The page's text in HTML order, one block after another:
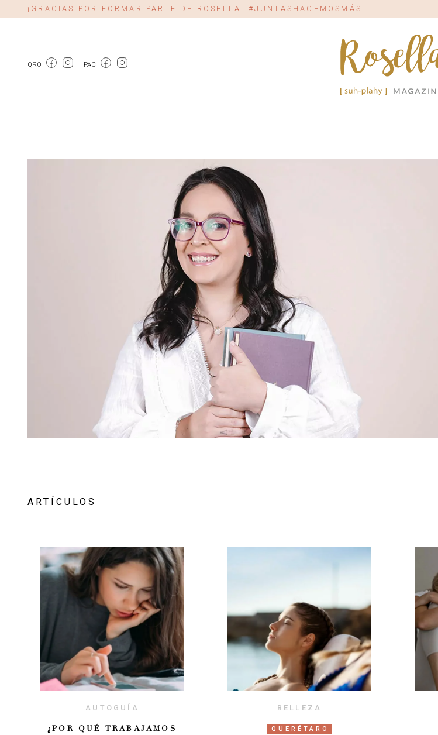
¡GRACIAS POR FORMAR PARTE DE ROSELLA! #JUNTASHACEMOSMÁS
QRO PAC
ARTÍCULOS
AUTOGUÍA
¿POR QUÉ TRABAJAMOS
BELLEZA
QUERÉTARO